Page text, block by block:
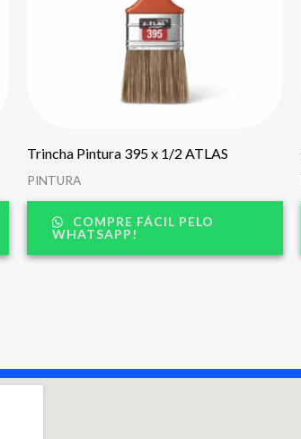
Trincha Pintura 395 x 1/2 ATLAS
PINTURA
COMPRE FÁCIL PELO
WHATSAPP!